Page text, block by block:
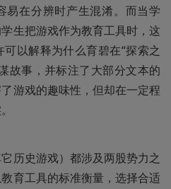
易在分辨时产生混淆。而当学
生把游戏作为教育工具时，这
以解释为什么育碧在“探索之
故事，并标注了大部分文本的
游戏的趣味性，但却在一定程
历史游戏）都涉及两股势力之
育工具的标准衡量，选择合适